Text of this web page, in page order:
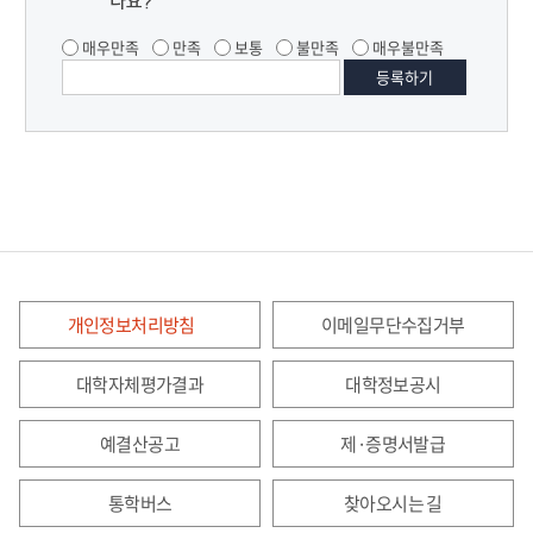
매우만족 만족 보통 불만족 매우불만족
개인정보처리방침 이메일무단수집거부
대학자체평가결과 대학정보공시
예결산공고 제·증명서발급
통학버스 찾아오시는 길